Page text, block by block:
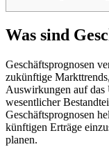
Was sind
Geschäftsprognosen
zukünftige
Auswirkungen auf das
wesentlicher
Geschäftsprognosen
künftigen Erträge
planen.